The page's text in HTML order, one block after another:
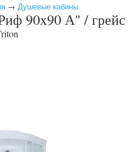
→ Душевые кабины
90x90 А" / грейс